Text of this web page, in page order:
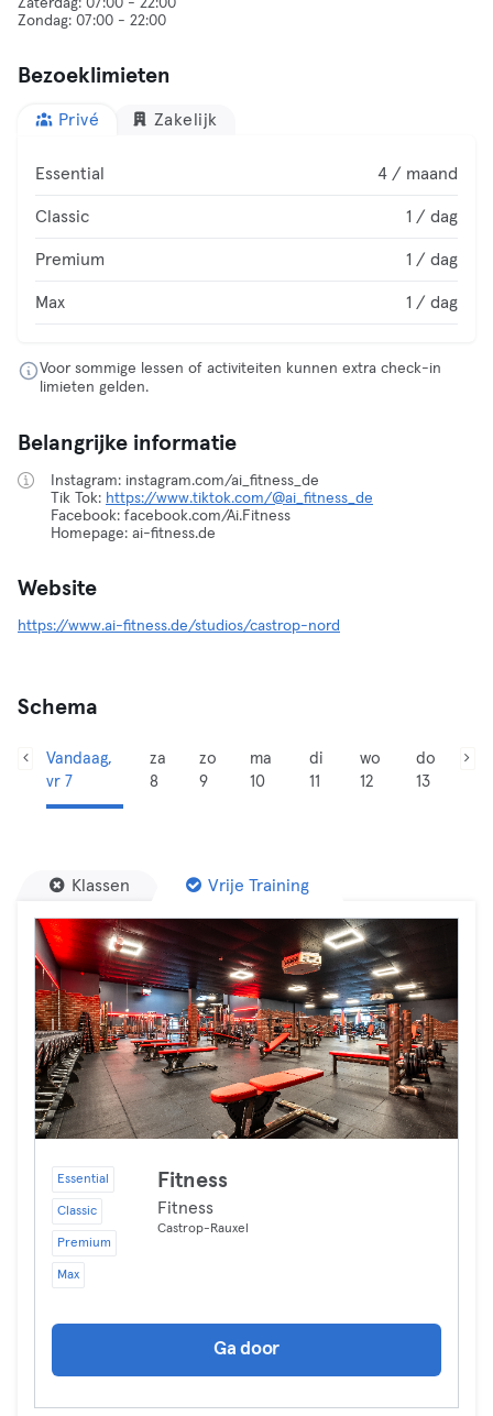
Zaterdag: 07:00 - 22:00
Bezoeklimieten
Privé Zakelijk
Essential 4 / maand
Classic 1 / dag
Premium 1 / dag
Max 1 / dag
Voor sommige lessen of activiteiten kunnen extra check-in
limieten gelden.
Belangrijke informatie
Instagram: instagram.com/ai_fitness_de
Tik Tok: https://www.tiktok.com/@ai_fitness_de
Facebook: facebook.com/Ai.Fitness
Homepage: ai-fitness.de
Website
https://www.ai-fitness.de/studios/castrop-nord
Schema
Vandaag,
vr 7
za
8
zo
9
ma
10
di
11
wo
12
do
13
Klassen Vrije Training
Essential
Classic
Premium
Max
Fitness
Fitness
Castrop-Rauxel
Ga door